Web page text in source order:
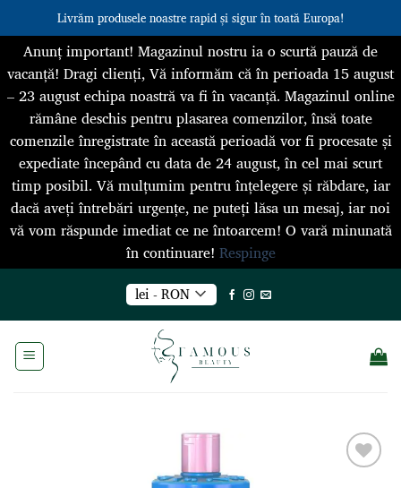
Livrăm produsele noastre rapid și sigur în toată Europa!
Anunț important! Magazinul nostru ia o scurtă pauză de
vacanță! Dragi clienți, Vă informăm că în perioada 15 august
– 23 august echipa noastră va fi în vacanță. Magazinul online
rămâne deschis pentru plasarea comenzilor, însă toate
comenzile înregistrate în această perioadă vor fi procesate și
expediate începând cu data de 24 august, în cel mai scurt
timp posibil. Vă mulțumim pentru înțelegere și răbdare, iar
dacă aveți întrebări urgențe, ne puteți lăsa un mesaj, iar noi
vă vom răspunde imediat ce ne întoarcem! O vară minunată
în continuare! Respinge
content
lei - RON